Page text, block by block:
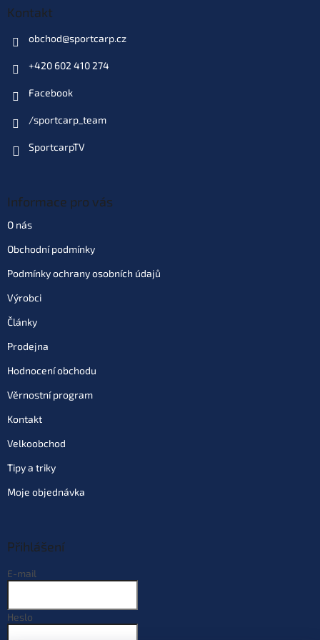
Kontakt
obchod@sportcarp.cz
+420 602 410 274
Facebook
/sportcarp_team
SportcarpTV
Informace pro vás
O nás
Obchodní podmínky
Podmínky ochrany osobních údajů
Výrobci
Články
Prodejna
Hodnocení obchodu
Věrnostní program
Kontakt
Velkoobchod
Tipy a triky
Moje objednávka
Přihlášení
E-mail
Heslo